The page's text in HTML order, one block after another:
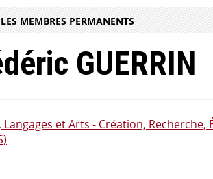
LES MEMBRES PERMANENTS
GUERRIN
Langages et Arts - Création, Recherche,